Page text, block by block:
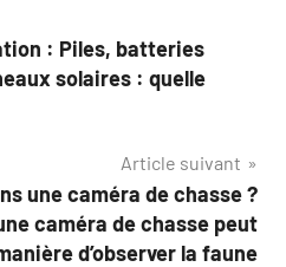
: Piles, batteries
solaires : quelle
Article suivant
une caméra de chasse ?
caméra de chasse peut
d’observer la faune